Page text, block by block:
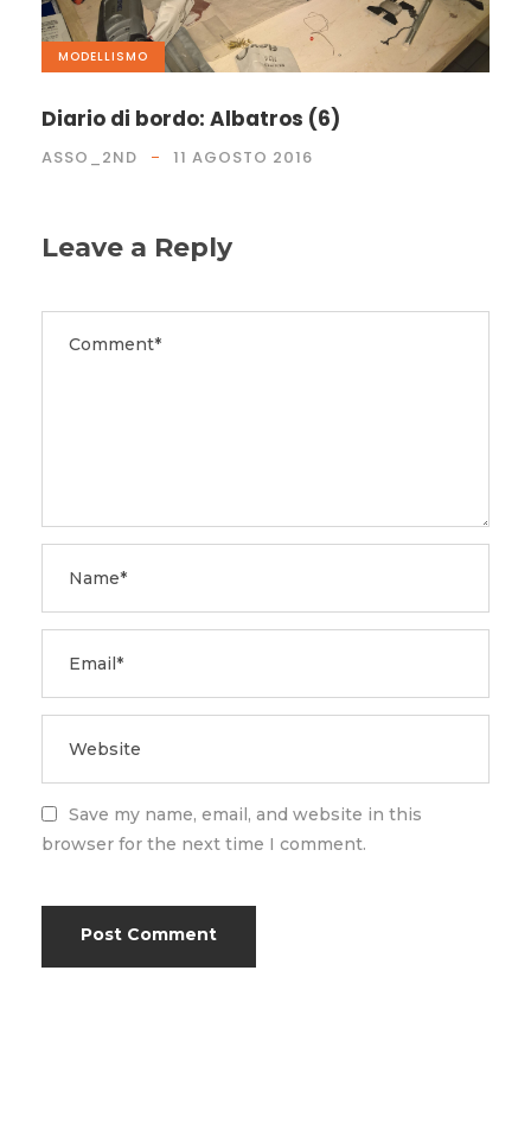
MODELLISMO
Diario di bordo: Albatros (6)
ASSO_2ND 11 AGOSTO 2016
Leave a Reply
Save my name, email, and website in this
browser for the next time I comment.